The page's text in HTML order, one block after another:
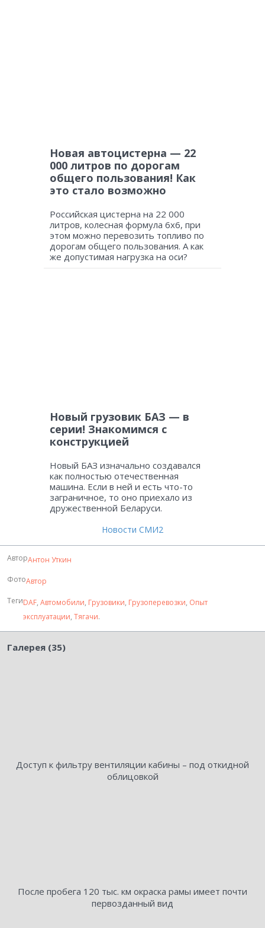
Новая автоцистерна — 22
000 литров по дорогам
общего пользования! Как
это стало возможно
Российская цистерна на 22 000
литров, колесная формула 6х6, при
этом можно перевозить топливо по
дорогам общего пользования. А как
же допустимая нагрузка на оси?
Новый грузовик БАЗ — в
серии! Знакомимся с
конструкцией
Новый БАЗ изначально создавался
как полностью отечественная
машина. Если в ней и есть что-то
заграничное, то оно приехало из
дружественной Беларуси.
Новости СМИ2
АвторАнтон Уткин
ФотоАвтор
ТегиDAF, Автомобили, Грузовики, Грузоперевозки, Опыт
эксплуатации, Тягачи.
Галерея (35)
Доступ к фильтру вентиляции кабины – под откидной
облицовкой
После пробега 120 тыс. км окраска рамы имеет почти
первозданный вид